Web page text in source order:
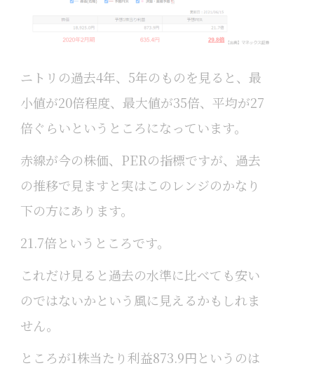
ニトリの過去4年、5年のものを見ると、最
小値が20倍程度、最大値が35倍、平均が27
倍ぐらいというところになっています。
赤線が今の株価、PERの指標ですが、過去
の推移で見ますと実はこのレンジのかなり
下の方にあります。
21.7倍というところです。
これだけ見ると過去の水準に比べても安い
のではないかという風に見えるかもしれま
せん。
ところが1株当たり利益873.9円というのは